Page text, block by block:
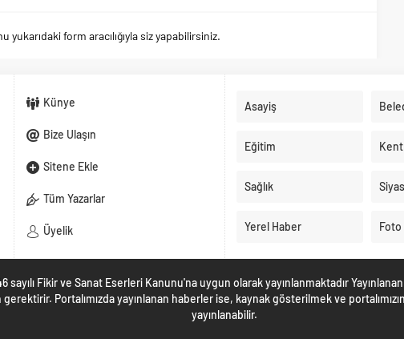
yukarıdaki form aracılığıyla siz yapabilirsiniz.
Künye
Bize Ulaşın
Sitene Ekle
Tüm Yazarlar
Üyelik
Asayiş
Eğitim Kent
Sağlık
Yerel Haber Foto
sayılı Fikir ve Sanat Eserleri Kanunu'na uygun olarak yayınlanmaktadır
gerektirir. Portalımızda yayınlanan haberler ise, kaynak gösterilmek ve
yayınlanabilir.